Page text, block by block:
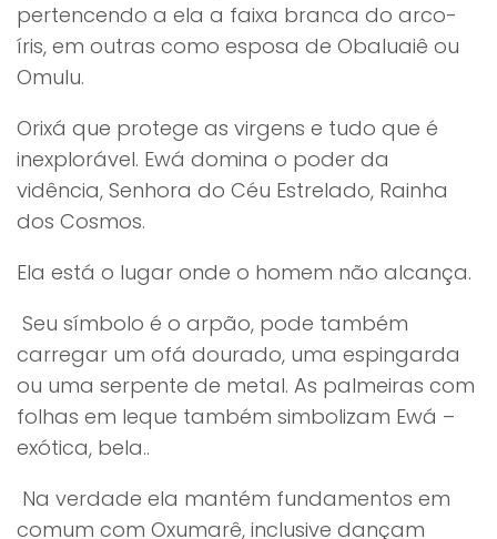
pertencendo a ela a faixa branca do arco-
íris, em outras como esposa de Obaluaiê ou
Omulu.
Orixá que protege as virgens e tudo que é
inexplorável. Ewá domina o poder da
vidência, Senhora do Céu Estrelado, Rainha
dos Cosmos.
Ela está o lugar onde o homem não alcança.
Seu símbolo é o arpão, pode também
carregar um ofá dourado, uma espingarda
ou uma serpente de metal. As palmeiras com
folhas em leque também simbolizam Ewá –
exótica, bela..
Na verdade ela mantém fundamentos em
comum com Oxumarê, inclusive dançam